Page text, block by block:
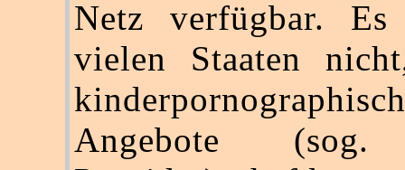
Netz verfügbar.
vielen Staaten
Angebote (sog.